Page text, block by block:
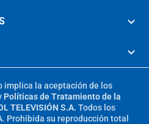
implica la aceptación de los
Políticas de Tratamiento de la
TELEVISIÓN S.A. Todos los
Prohibida su reproducción total